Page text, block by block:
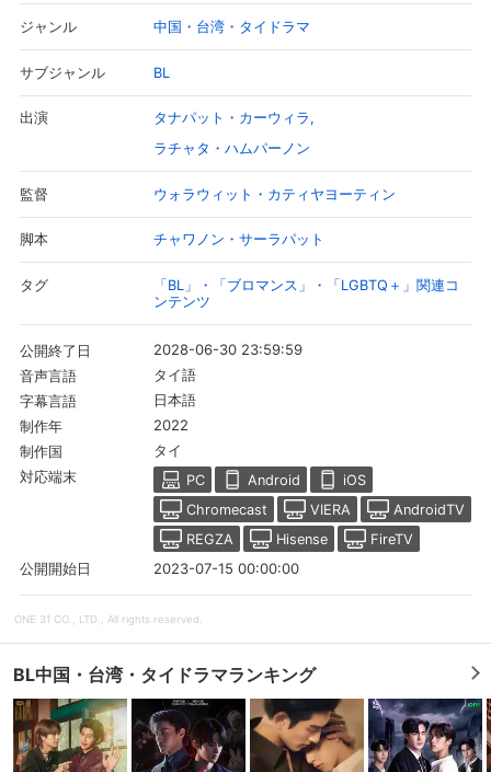
ジャンル 中国・台湾・タイドラマ
サブジャンル BL
出演
タナパット・カーウィラ
ラチャタ・ハムパーノン
監督 ウォラウィット・カティヤヨーティン
脚本 チャワノン・サーラパット
タグ
「BL」・「ブロマンス」・「LGBTQ＋」関連コ
ンテンツ
公開終了日 2028-06-30 23:59:59
音声言語 タイ語
字幕言語 日本語
制作年 2022
制作国 タイ
対応端末 PC Android
iOS
Chromecast
VIERA
AndroidTV
REGZA
Hisense
FireTV
公開開始日
2023-07-15 00:00:00
ONE 31 CO., LTD., All rights reserved.
BL中国・台湾・タイドラマランキング